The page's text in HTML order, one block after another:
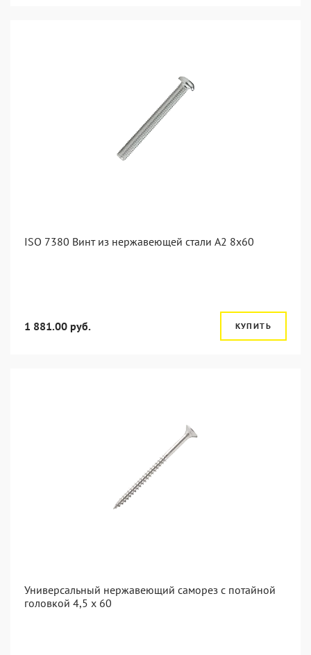
ISO 7380 Винт из нержавеющей стали А2 8х60
1 881.00 руб. КУПИТЬ
Универсальный нержавеющий саморез с потайной
головкой 4,5 x 60